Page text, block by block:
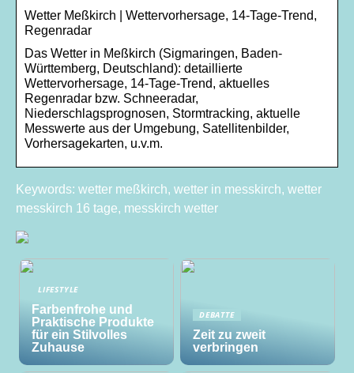
Wetter Meßkirch | Wettervorhersage, 14-Tage-Trend,
Regenradar
Das Wetter in Meßkirch (Sigmaringen, Baden-
Württemberg, Deutschland): detaillierte
Wettervorhersage, 14-Tage-Trend, aktuelles
Regenradar bzw. Schneeradar,
Niederschlagsprognosen, Stormtracking, aktuelle
Messwerte aus der Umgebung, Satellitenbilder,
Vorhersagekarten, u.v.m.
Keywords: wetter meßkirch, wetter in messkirch, wetter
messkirch 16 tage, messkirch wetter
LIFESTYLE
Farbenfrohe und
Praktische Produkte
für ein Stilvolles
Zuhause
DEBATTE
Zeit zu zweit
verbringen